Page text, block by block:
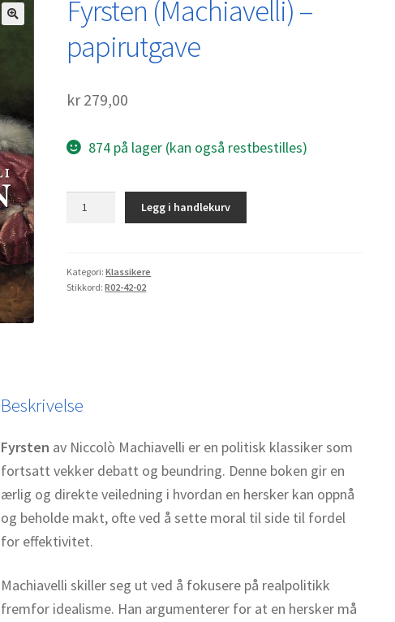
Fyrsten (Machiavelli) –
papirutgave
kr279,00
874 på lager (kan også restbestilles)
antall
Legg i handlekurv
Kategori:Klassikere
Stikkord:R02-42-02
Beskrivelse
Fyrsten av Niccolò Machiavelli er en politisk klassiker som
fortsatt vekker debatt og beundring. Denne boken gir en
ærlig og direkte veiledning i hvordan en hersker kan oppnå
og beholde makt, ofte ved å sette moral til side til fordel
for effektivitet.​
Machiavelli skiller seg ut ved å fokusere på realpolitikk
fremfor idealisme. Han argumenterer for at en hersker må